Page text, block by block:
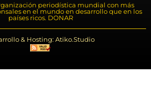
periodística mundial con más
en el mundo en desarrollo que en los
países ricos. DONAR
& Hosting: Atiko.Studio